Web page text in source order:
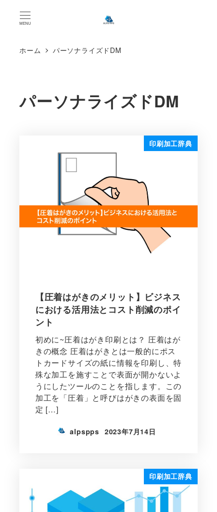
MENU
ホーム パーソナライズドDM
パーソナライズドDM
印刷加工辞典
【圧着はがきのメリット】ビジネス
における活用法とコスト削減のポイ
ント
初めに~圧着はがき印刷とは？ 圧着はが
きの概念 圧着はがきとは一般的にポス
トカードサイズの紙に情報を印刷し、特
殊な加工を施すことで表面が開かないよ
うにしたツールのことを指します。この
加工を「圧着」と呼びはがきの表面を固
定 […]
alpspps 2023年7月14日
印刷加工辞典